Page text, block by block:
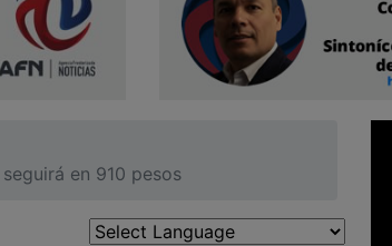
en 910 pesos